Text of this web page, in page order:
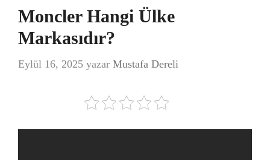
Moncler Hangi Ülke
Markasıdır?
Eylül 16, 2025 yazar Mustafa Dereli